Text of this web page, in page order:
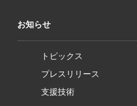
お知らせ
トピックス
プレスリリース
支援技術